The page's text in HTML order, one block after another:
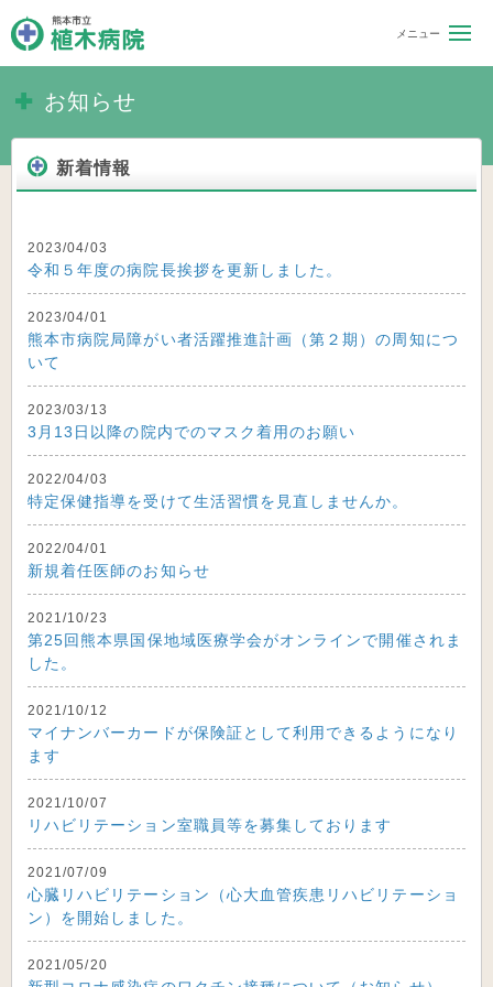
お知らせ
新着情報
2023/04/03
令和５年度の病院長挨拶を更新しました。
2023/04/01
熊本市病院局障がい者活躍推進計画（第２期）の周知につ
いて
2023/03/13
3月13日以降の院内でのマスク着用のお願い
2022/04/03
特定保健指導を受けて生活習慣を見直しませんか。
2022/04/01
新規着任医師のお知らせ
2021/10/23
第25回熊本県国保地域医療学会がオンラインで開催されま
した。
2021/10/12
マイナンバーカードが保険証として利用できるようになり
ます
2021/10/07
リハビリテーション室職員等を募集しております
2021/07/09
心臓リハビリテーション（心大血管疾患リハビリテーショ
ン）を開始しました。
2021/05/20